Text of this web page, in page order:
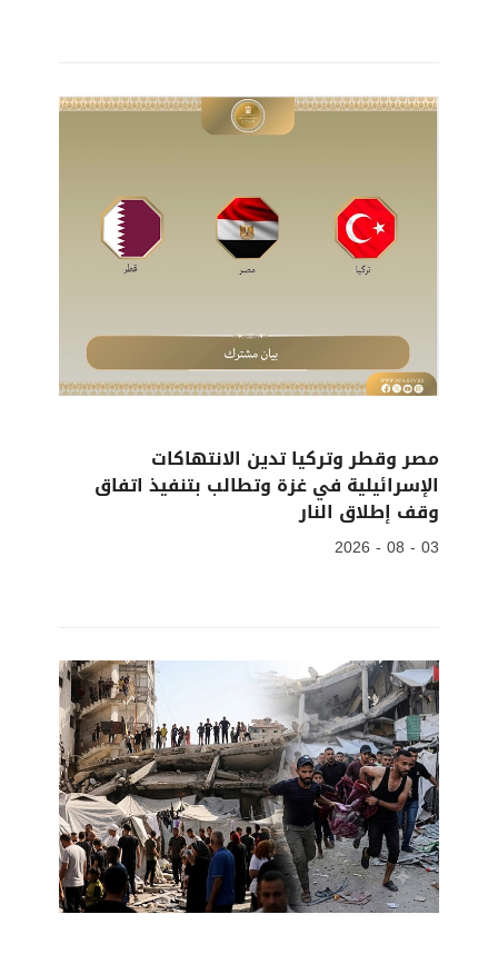
مصر وقطر وتركيا تدين الانتهاكات
الإسرائيلية في غزة وتطالب بتنفيذ اتفاق
وقف إطلاق النار
03 - 08 - 2026